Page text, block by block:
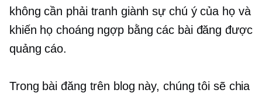
không cần phải tranh giành sự chú ý của họ và
khiến họ choáng ngợp bằng các bài đăng được
quảng cáo.
Trong bài đăng trên blog này, chúng tôi sẽ chia